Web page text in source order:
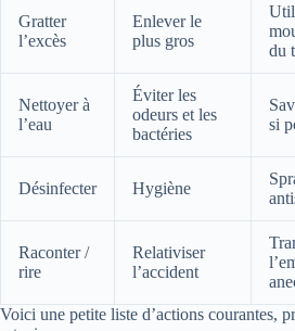
Gratter
l’excès
Enlever le
plus gros
du
Nettoyer à
l’eau
Éviter les
odeurs et les
bactéries
si
Désinfecter Hygiène
Raconter /
rire
Relativiser
l’accident
Voici une petite liste d’actions courantes,